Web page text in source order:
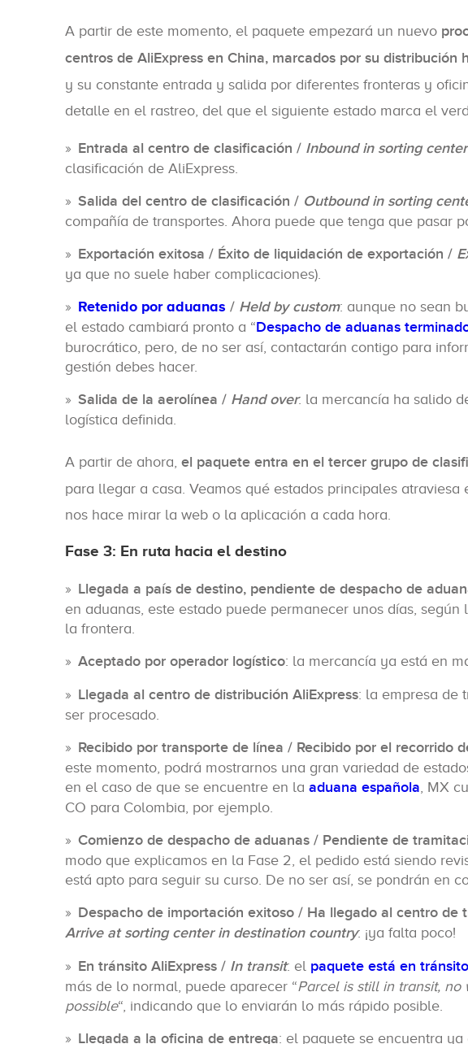
A partir de este momento, el paquete empezará un nuevo
centros de AliExpress en China, marcados por su distribución
y su constante entrada y salida por diferentes fronteras y
detalle en el rastreo, del que el siguiente estado marca el
Entrada al centro de clasificación / Inbound in sorting center
clasificación de AliExpress.
Salida del centro de clasificación / Outbound in sorting
compañía de transportes. Ahora puede que tenga que pasar
Exportación exitosa / Éxito de liquidación de exportación /
ya que no suele haber complicaciones).
Retenido por aduanas / Held by custom: aunque no sean
el estado cambiará pronto a “Despacho de aduanas
burocrático, pero, de no ser así, contactarán contigo para
gestión debes hacer.
Salida de la aerolínea / Hand over: la mercancía ha salido
logística definida.
A partir de ahora, el paquete entra en el tercer grupo de
para llegar a casa. Veamos qué estados principales
nos hace mirar la web o la aplicación a cada hora.
Fase 3: En ruta hacia el destino
Llegada a país de destino, pendiente de despacho de
en aduanas, este estado puede permanecer unos días,
la frontera.
Aceptado por operador logístico: la mercancía ya está en
Llegada al centro de distribución AliExpress: la empresa de
ser procesado.
Recibido por transporte de línea / Recibido por el recorrido
este momento, podrá mostrarnos una gran variedad de
en el caso de que se encuentre en la aduana española, MX
CO para Colombia, por ejemplo.
Comienzo de despacho de aduanas / Pendiente de
modo que explicamos en la Fase 2, el pedido está siendo
está apto para seguir su curso. De no ser así, se pondrán en
Despacho de importación exitoso / Ha llegado al centro de
Arrive at sorting center in destination country: ¡ya falta poco!
En tránsito AliExpress / In transit: el paquete está en tránsito
más de lo normal, puede aparecer “Parcel is still in transit,
possible“, indicando que lo enviarán lo más rápido posible.
Llegada a la oficina de entrega: el paquete se encuentra